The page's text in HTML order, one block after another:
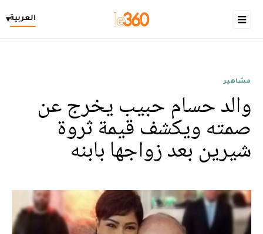
العربية▾
مشاهير
والد حسام حبيب يخرج عن
صمته ويكشف قيمة ثروة
شيرين بعد زواجها بابنه